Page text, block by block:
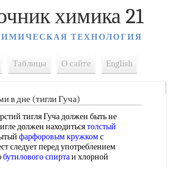
химика 21
ТЕХНОЛОГИЯ
Таблицы О сайте English
в дне (тигли Гуча)
тигля Гуча должен быть не
должен находитьсятолстый
фарфоровым кружкомс
следует перед употреблением
бутилового спиртаи хлорной